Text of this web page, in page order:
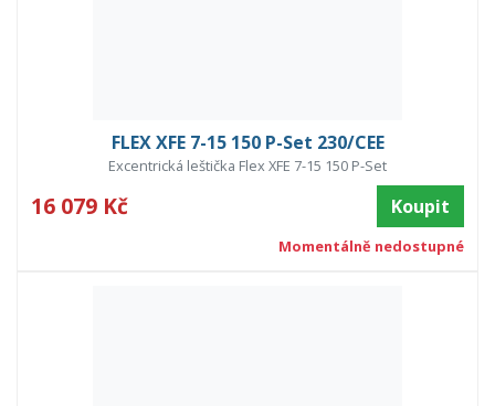
FLEX XFE 7-15 150 P-Set 230/CEE
Excentrická leštička Flex XFE 7-15 150 P-Set
16 079 Kč Koupit
Momentálně nedostupné